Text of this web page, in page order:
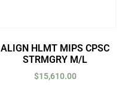
ALIGN HLMT MIPS CPSC
STRMGRY M/L
$15,610.00